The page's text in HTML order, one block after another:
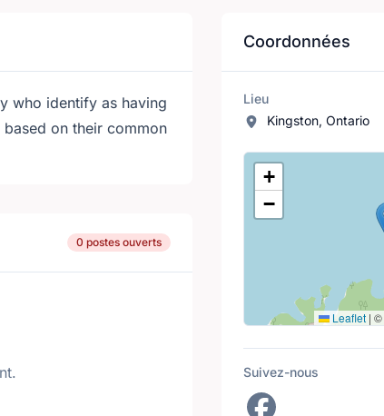
who identify as having
on their common
0 postes ouverts
Coordonnées
Lieu
Kingston, Ontario
Lieu
+
−
Leaflet | ©
Suivez-nous